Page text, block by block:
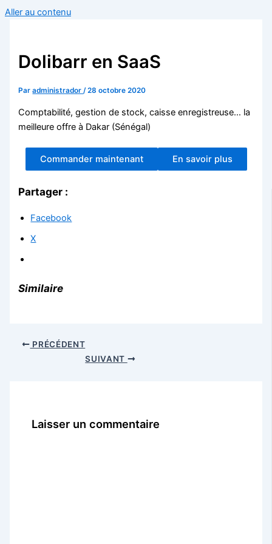
Aller au contenu
Dolibarr en SaaS
Paradministrador/28 octobre 2020
Comptabilité, gestion de stock, caisse enregistreuse… la
meilleure offre à Dakar (Sénégal)
Commander maintenant En savoir plus
Partager :
Facebook
X
Similaire
PRÉCÉDENT
SUIVANT
Laisser un commentaire